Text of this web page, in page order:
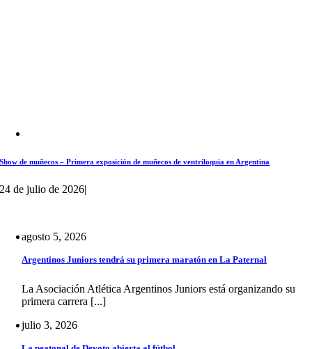
Show de muñecos – Primera exposición de muñecos de ventriloquia en Argentina
24 de julio de 2026|
agosto 5, 2026
Argentinos Juniors tendrá su primera maratón en La Paternal
La Asociación Atlética Argentinos Juniors está organizando su
primera carrera [...]
julio 3, 2026